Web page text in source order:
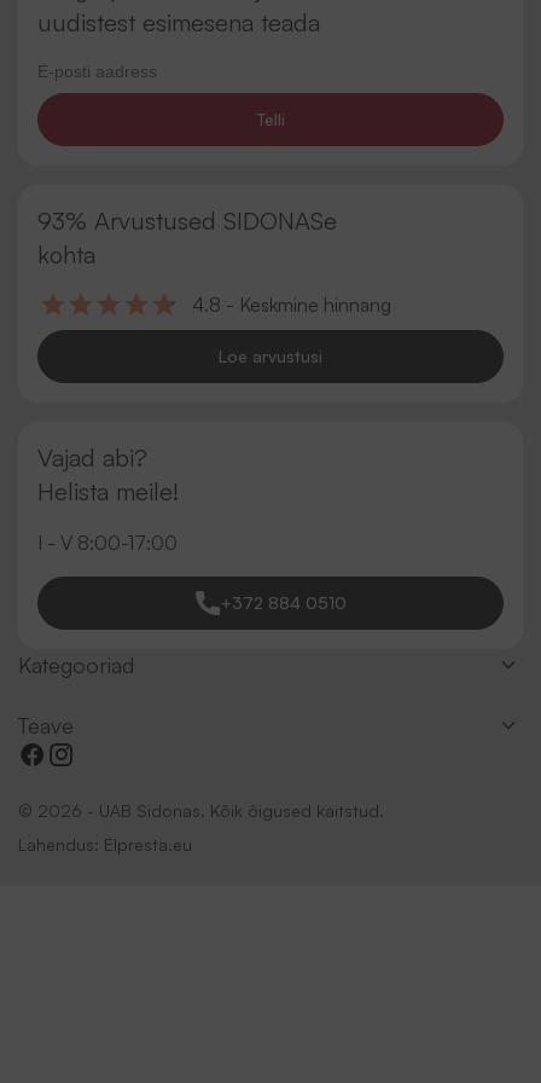
uudistest esimesena teada
Telli
93% Arvustused SIDONASe
kohta
4.8 - Keskmine hinnang
Loe arvustusi
Vajad abi?
Helista meile!
I - V 8:00-17:00
+372 884 0510
Kategooriad
Teave
© 2026 - UAB Sidonas. Kõik õigused kaitstud.
Lahendus: Elpresta.eu